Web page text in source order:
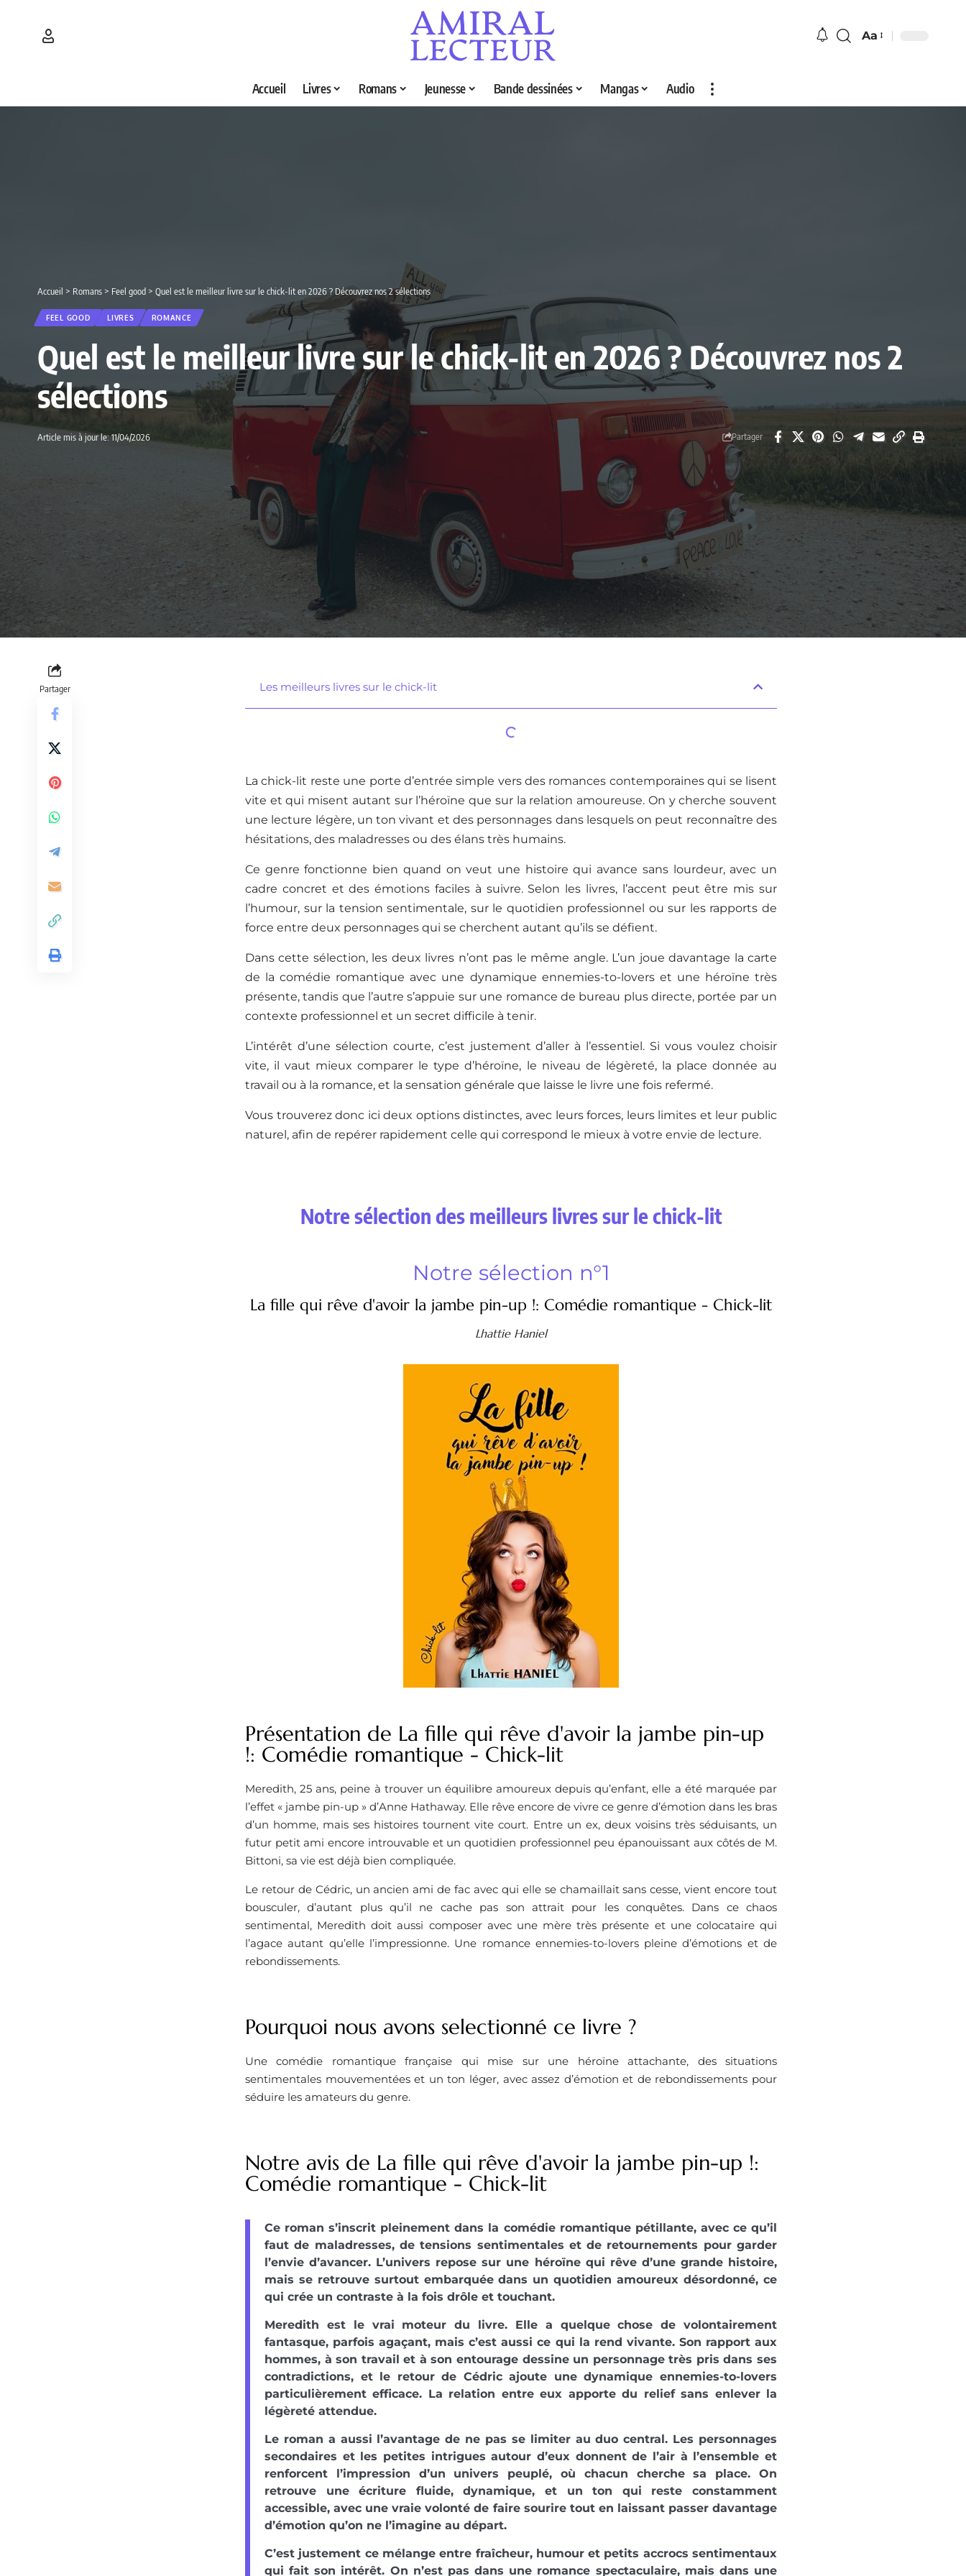
Aa
Accueil Livres Romans Jeunesse Bande dessinées Mangas Audio
Accueil > Romans > Feel good > Quel est le meilleur livre sur le chick-lit en 2026 ? Découvrez nos 2 sélections
FEEL GOOD LIVRES ROMANCE
Quel est le meilleur livre sur le chick-lit en 2026 ? Découvrez nos 2
sélections
Article mis à jour le: 11/04/2026 Partager
Partager Les meilleurs livres sur le chick-lit
La chick-lit reste une porte d’entrée simple vers des romances contemporaines qui se lisent
vite et qui misent autant sur l’héroïne que sur la relation amoureuse. On y cherche souvent
une lecture légère, un ton vivant et des personnages dans lesquels on peut reconnaître des
hésitations, des maladresses ou des élans très humains.
Ce genre fonctionne bien quand on veut une histoire qui avance sans lourdeur, avec un
cadre concret et des émotions faciles à suivre. Selon les livres, l’accent peut être mis sur
l’humour, sur la tension sentimentale, sur le quotidien professionnel ou sur les rapports de
force entre deux personnages qui se cherchent autant qu’ils se défient.
Dans cette sélection, les deux livres n’ont pas le même angle. L’un joue davantage la carte
de la comédie romantique avec une dynamique ennemies-to-lovers et une héroïne très
présente, tandis que l’autre s’appuie sur une romance de bureau plus directe, portée par un
contexte professionnel et un secret difficile à tenir.
L’intérêt d’une sélection courte, c’est justement d’aller à l’essentiel. Si vous voulez choisir
vite, il vaut mieux comparer le type d’héroïne, le niveau de légèreté, la place donnée au
travail ou à la romance, et la sensation générale que laisse le livre une fois refermé.
Vous trouverez donc ici deux options distinctes, avec leurs forces, leurs limites et leur public
naturel, afin de repérer rapidement celle qui correspond le mieux à votre envie de lecture.
Notre sélection des meilleurs livres sur le chick-lit
Notre sélection n°1
La fille qui rêve d'avoir la jambe pin-up !: Comédie romantique - Chick-lit
Lhattie Haniel
Présentation de La fille qui rêve d'avoir la jambe pin-up
!: Comédie romantique - Chick-lit
Meredith, 25 ans, peine à trouver un équilibre amoureux depuis qu’enfant, elle a été marquée par
l’effet « jambe pin-up » d’Anne Hathaway. Elle rêve encore de vivre ce genre d’émotion dans les bras
d’un homme, mais ses histoires tournent vite court. Entre un ex, deux voisins très séduisants, un
futur petit ami encore introuvable et un quotidien professionnel peu épanouissant aux côtés de M.
Bittoni, sa vie est déjà bien compliquée.
Le retour de Cédric, un ancien ami de fac avec qui elle se chamaillait sans cesse, vient encore tout
bousculer, d’autant plus qu’il ne cache pas son attrait pour les conquêtes. Dans ce chaos
sentimental, Meredith doit aussi composer avec une mère très présente et une colocataire qui
l’agace autant qu’elle l’impressionne. Une romance ennemies-to-lovers pleine d’émotions et de
rebondissements.
Pourquoi nous avons selectionné ce livre ? ​
Une comédie romantique française qui mise sur une héroïne attachante, des situations
sentimentales mouvementées et un ton léger, avec assez d’émotion et de rebondissements pour
séduire les amateurs du genre.
Notre avis de La fille qui rêve d'avoir la jambe pin-up !:
Comédie romantique - Chick-lit
Ce roman s’inscrit pleinement dans la comédie romantique pétillante, avec ce qu’il
faut de maladresses, de tensions sentimentales et de retournements pour garder
l’envie d’avancer. L’univers repose sur une héroïne qui rêve d’une grande histoire,
mais se retrouve surtout embarquée dans un quotidien amoureux désordonné, ce
qui crée un contraste à la fois drôle et touchant.
Meredith est le vrai moteur du livre. Elle a quelque chose de volontairement
fantasque, parfois agaçant, mais c’est aussi ce qui la rend vivante. Son rapport aux
hommes, à son travail et à son entourage dessine un personnage très pris dans ses
contradictions, et le retour de Cédric ajoute une dynamique ennemies-to-lovers
particulièrement efficace. La relation entre eux apporte du relief sans enlever la
légèreté attendue.
Le roman a aussi l’avantage de ne pas se limiter au duo central. Les personnages
secondaires et les petites intrigues autour d’eux donnent de l’air à l’ensemble et
renforcent l’impression d’un univers peuplé, où chacun cherche sa place. On
retrouve une écriture fluide, dynamique, et un ton qui reste constamment
accessible, avec une vraie volonté de faire sourire tout en laissant passer davantage
d’émotion qu’on ne l’imagine au départ.
C’est justement ce mélange entre fraîcheur, humour et petits accrocs sentimentaux
qui fait son intérêt. On n’est pas dans une romance spectaculaire, mais dans une